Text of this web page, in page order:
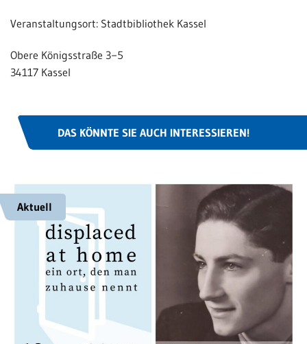
Veranstaltungsort: Stadtbibliothek Kassel
Obere Königsstraße 3−5
34117 Kassel
DAS KÖNNTE SIE AUCH INTERESSIEREN!
Aktuell